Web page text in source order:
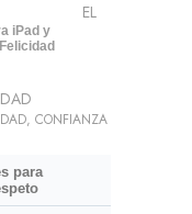
iPad y
EL
CONFIANZA
para